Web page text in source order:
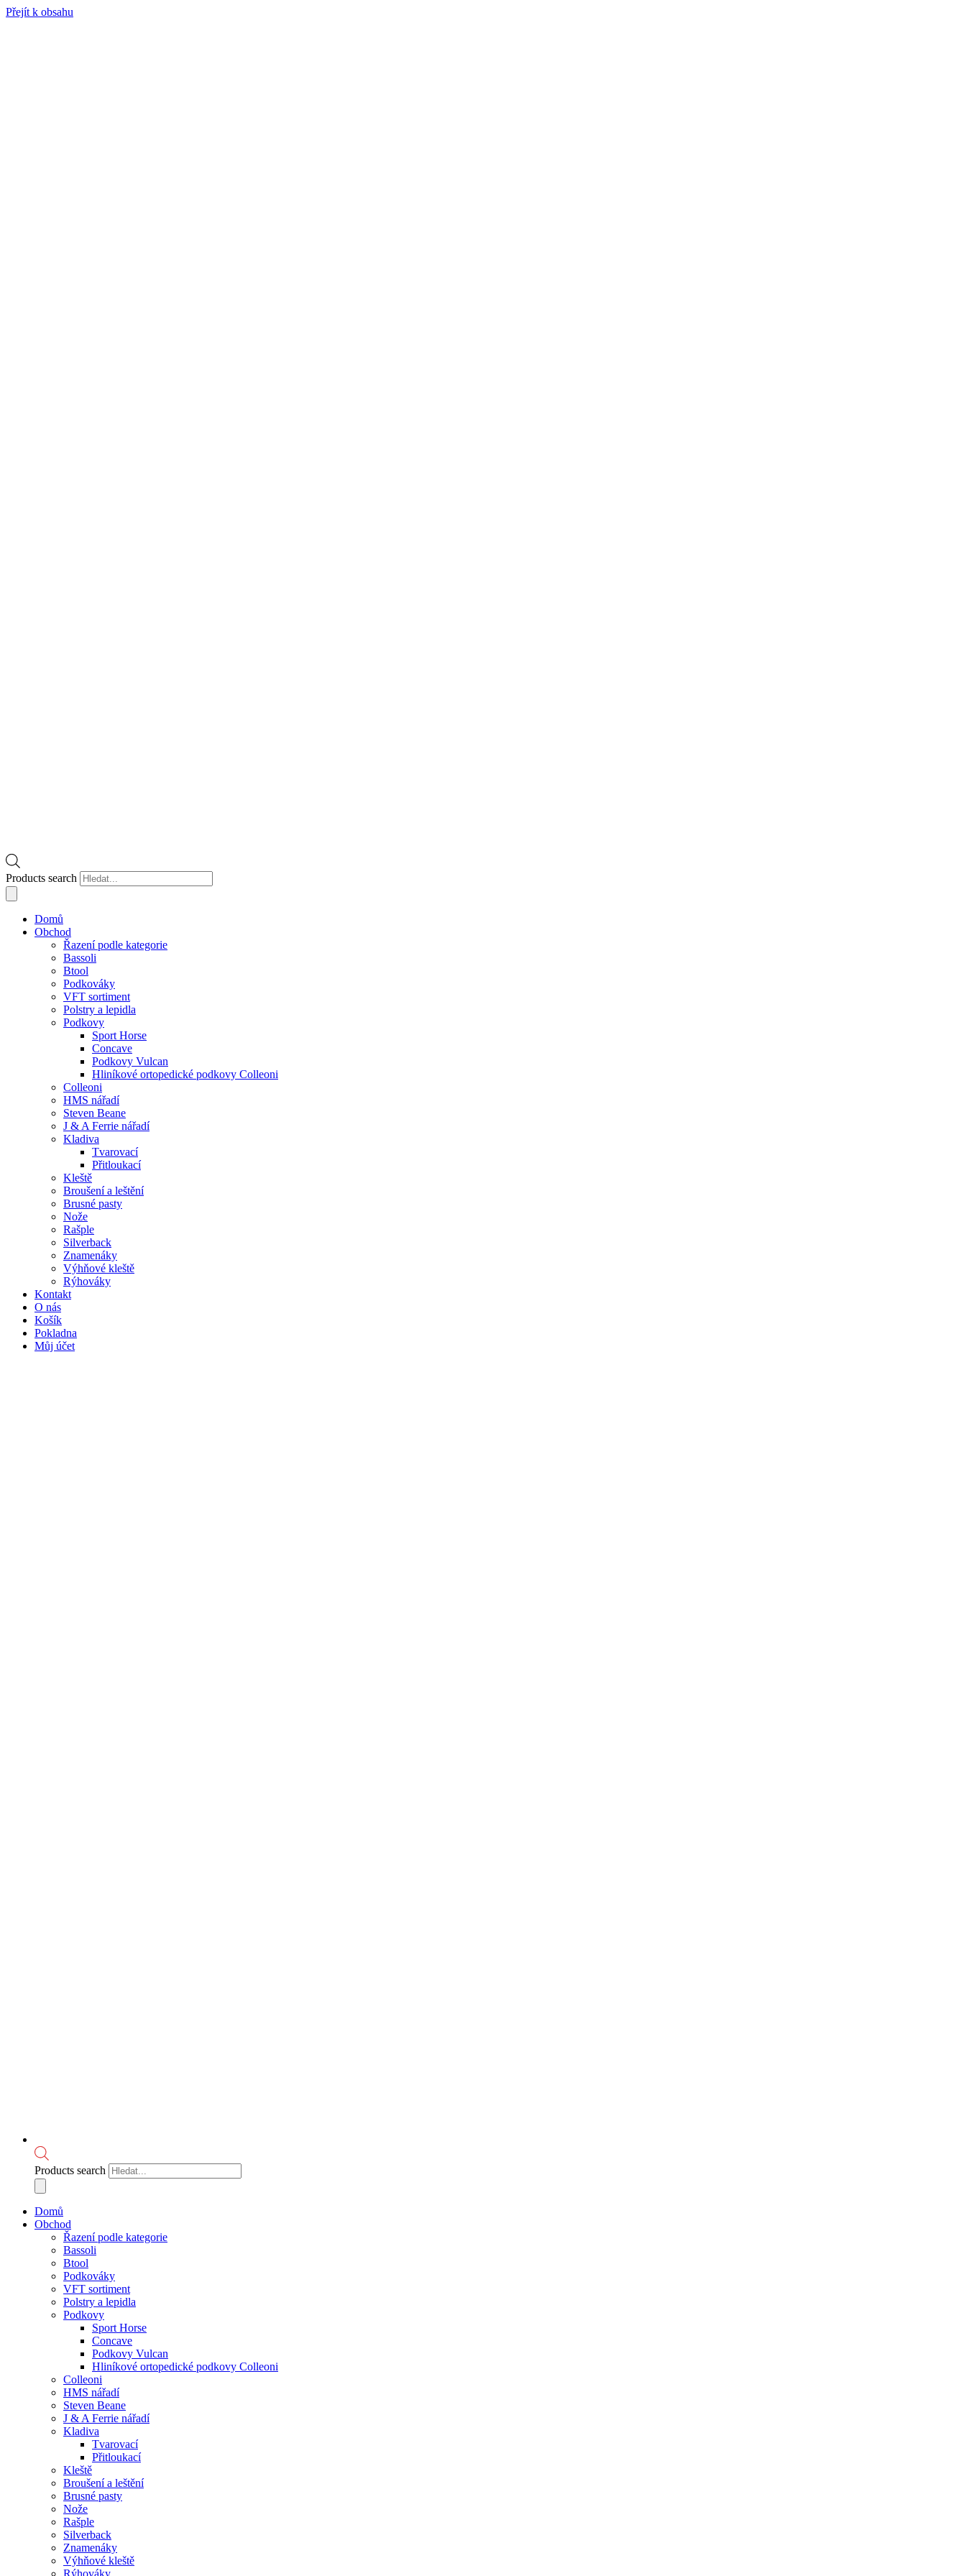
Přejít k obsahu
Products search
Domů
Obchod
Řazení podle kategorie
Bassoli
Btool
Podkováky
VFT sortiment
Polstry a lepidla
Podkovy
Sport Horse
Concave
Podkovy Vulcan
Hliníkové ortopedické podkovy Colleoni
Colleoni
HMS nářadí
Steven Beane
J & A Ferrie nářadí
Kladiva
Tvarovací
Přitloukací
Kleště
Broušení a leštění
Brusné pasty
Nože
Rašple
Silverback
Znamenáky
Výhňové kleště
Rýhováky
Kontakt
O nás
Košík
Pokladna
Můj účet
Products search
Domů
Obchod
Řazení podle kategorie
Bassoli
Btool
Podkováky
VFT sortiment
Polstry a lepidla
Podkovy
Sport Horse
Concave
Podkovy Vulcan
Hliníkové ortopedické podkovy Colleoni
Colleoni
HMS nářadí
Steven Beane
J & A Ferrie nářadí
Kladiva
Tvarovací
Přitloukací
Kleště
Broušení a leštění
Brusné pasty
Nože
Rašple
Silverback
Znamenáky
Výhňové kleště
Rýhováky